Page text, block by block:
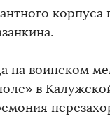
корпуса
на воинском
в